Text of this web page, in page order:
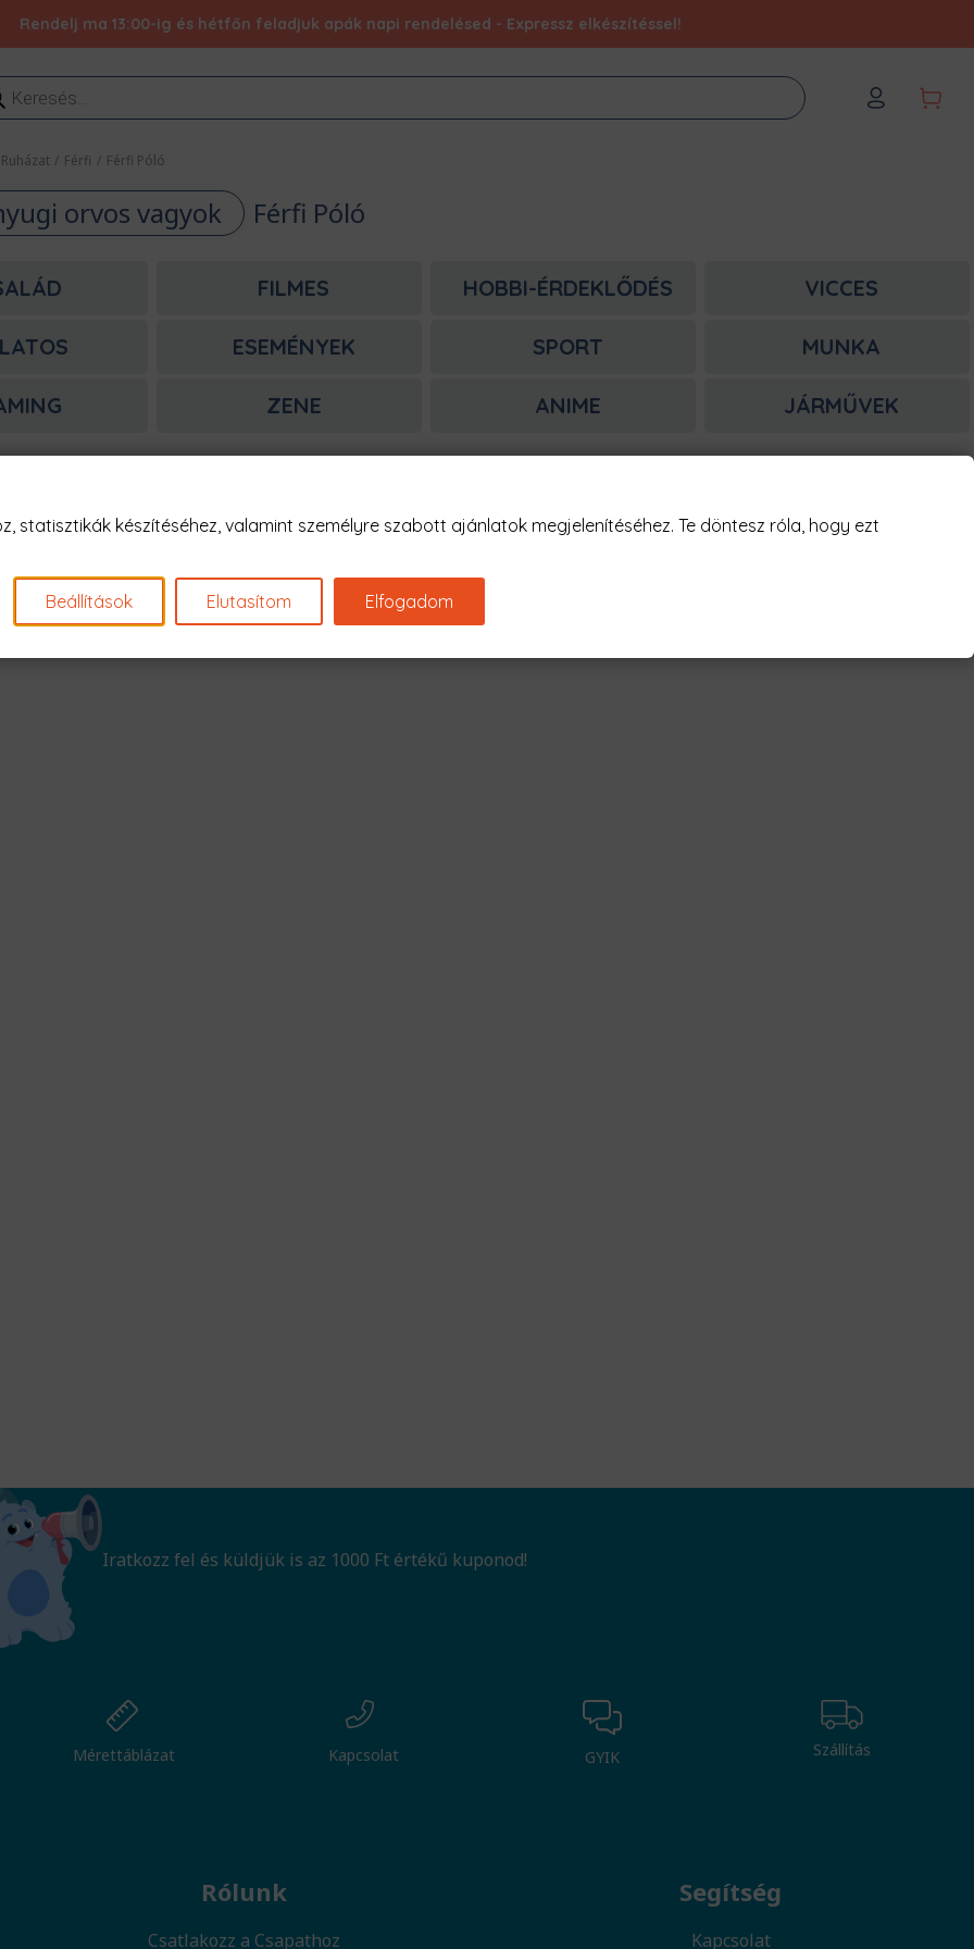
Rendelj ma 13:00-ig és hétfőn feladjuk apák napi rendelésed - Expressz elkészítéssel!
Ruházat / Férfi / Férfi Póló
orvos vagyok Férfi Póló
FILMES HOBBI-ÉRDEKLŐDÉS VICCES
ESEMÉNYEK SPORT MUNKA
ZENE ANIME JÁRMŰVEK
Nagyon sajnáljuk! 😥
Nincs találat erre: "csak nyugi orvos vagyok Férfi Póló"
Iratkozz fel és küldjük is az 1000 Ft értékű kuponod!
Mérettáblázat Kapcsolat GYIK Szállítás
Rólunk
Csatlakozz a Csapathoz
Segítség
Kapcsolat
statisztikák készítéséhez, valamint személyre szabott ajánlatok megjelenítéséhez. Te döntesz róla, hogy ezt
Beállítások Elutasítom Elfogadom